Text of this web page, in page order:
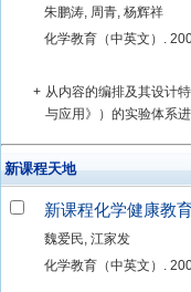
朱鹏涛, 周青, 杨辉祥
化学教育（中英文）.
+ 从内容的编排及其设计
与应用》）的实验体系
新课程天地
新课程化学健康教
魏爱民, 江家发
化学教育（中英文）.